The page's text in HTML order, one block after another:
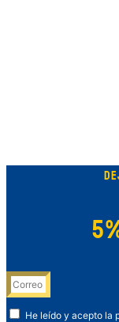
He leído y acepto la